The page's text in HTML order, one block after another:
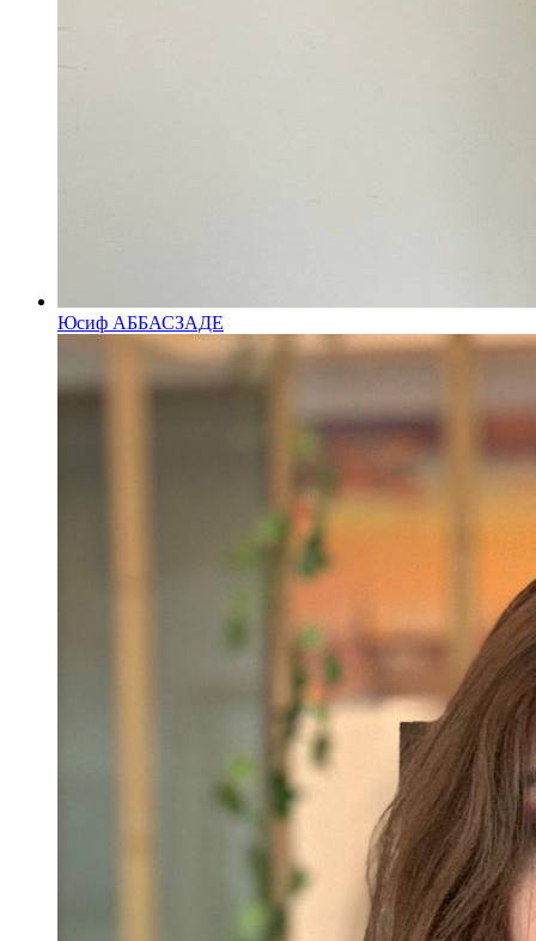
Юсиф АББАСЗАДЕ